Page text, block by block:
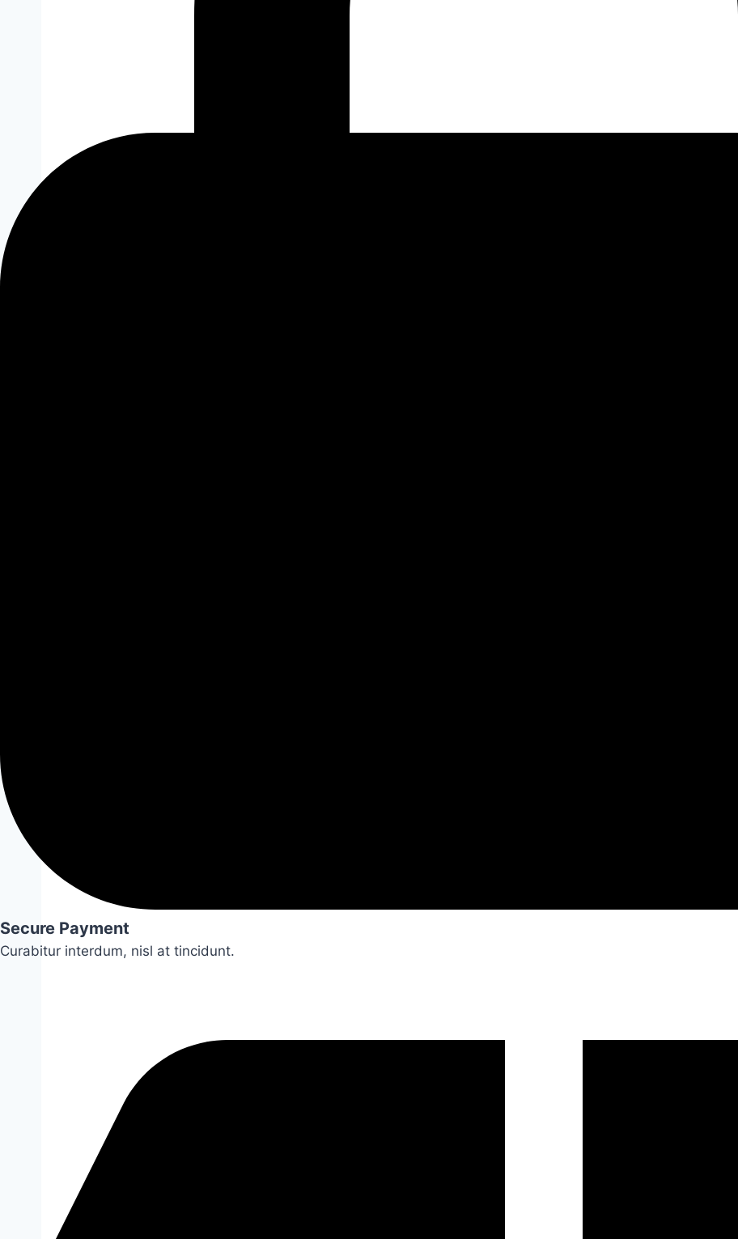
Secure Payment
Curabitur interdum, nisl at tincidunt.